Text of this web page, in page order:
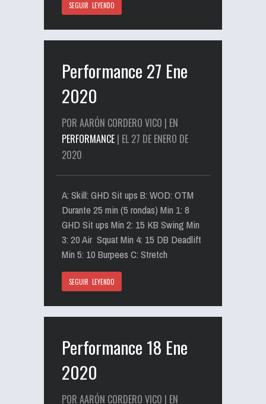
SEGUIR LEYENDO
Performance 27 Ene
2020
POR AARÓN CORDERO VICO | EN
PERFORMANCE | EL 27 DE ENERO DE
2020
A: Skill: GHD Sit ups B: WOD: OTM
Durante 25 min (5 rondas) Min 1: 8
GHD Sit ups Min 2: 15 KB Swing Min
3: 20 Air Squat Min 4: 15 DB Deadlift
Min 5: 10 Burpees C: Stretch
SEGUIR LEYENDO
Performance 18 Ene
2020
POR AARÓN CORDERO VICO | EN